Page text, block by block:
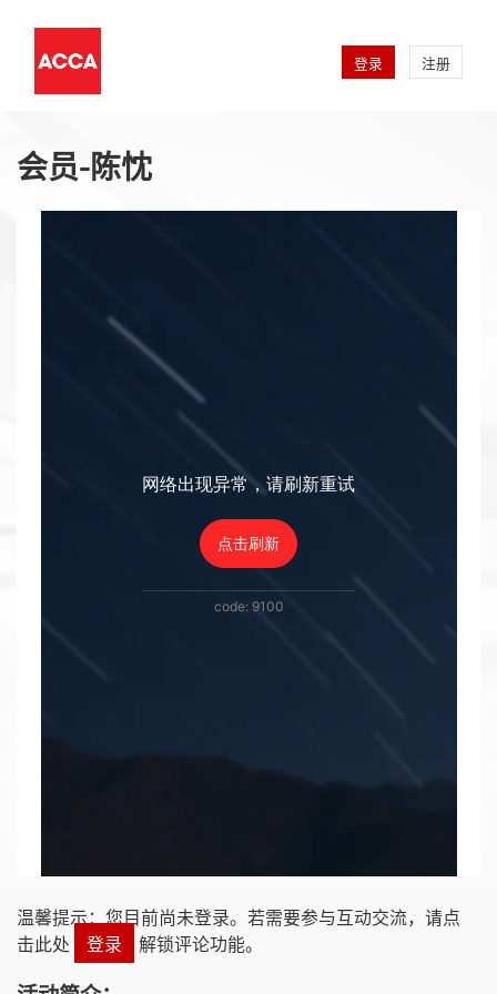
登录 注册
会员-陈忱
温馨提示：您目前尚未登录。若需要参与互动交流，请点
击此处
登录 解锁评论功能。